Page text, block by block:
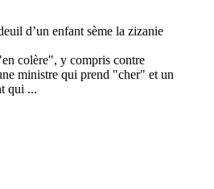
colère", y compris contre
ministre qui prend "cher" et un
qui ...